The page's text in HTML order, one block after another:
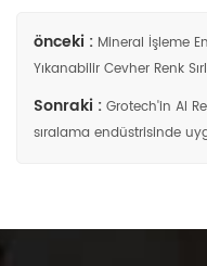
önceki : Mineral İşleme
Yıkanabilir Cevher Renk
Sonraki : Grotech'in AI
sıralama endüstrisinde